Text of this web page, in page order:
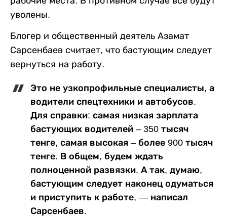
уволены.
Блогер и общественный деятель Азамат
Сарсенбаев считает, что бастующим следует
вернуться на работу.
Это не узкопрофильные специалисты, а
водители спецтехники и автобусов.
Для справки: самая низкая зарплата
бастующих водителей – 350 тысяч
тенге, самая высокая – более 900 тысяч
тенге. В общем, будем ждать
полноценной развязки. А так, думаю,
бастующим следует наконец одуматься
и приступить к работе, — написал
Сарсенбаев.